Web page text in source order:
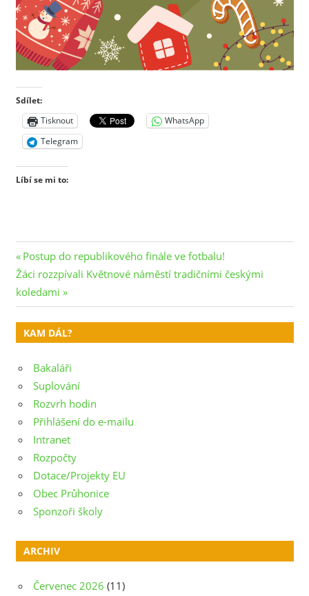
Sdílet:
Tisknout
WhatsApp
Telegram
Líbí se mi to:
Navigace
pro
příspěvek
Previous
Post:
Postup do republikového finále ve fotbalu!
Next
Post:
Žáci rozzpívali Květnové náměstí tradičními českými
koledami
KAM DÁL?
Bakaláři
Suplování
Rozvrh hodin
Přihlášení do e-mailu
Intranet
Rozpočty
Dotace/Projekty EU
Obec Průhonice
Sponzoři školy
ARCHIV
Červenec 2026 (11)